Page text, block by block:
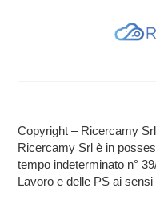
Copyright – Ricercamy
Ricercamy Srl è in
tempo indeterminato n°
Lavoro e delle PS ai